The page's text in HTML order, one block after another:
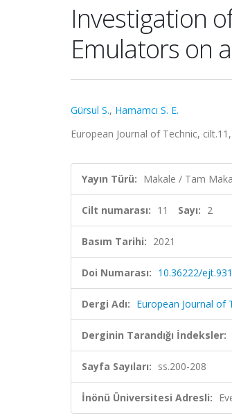
Investigation
Emulators on
Gürsul S., Hamamcı S. E.
European Journal of Technic,
Yayın Türü: Makale / Tam
Cilt numarası: 11 Sayı: 2
Basım Tarihi: 2021
Doi Numarası: 10.36222/
Dergi Adı: European Journal of
Derginin Tarandığı İndeksler:
Sayfa Sayıları: ss.200-208
İnönü Üniversitesi Adresli: